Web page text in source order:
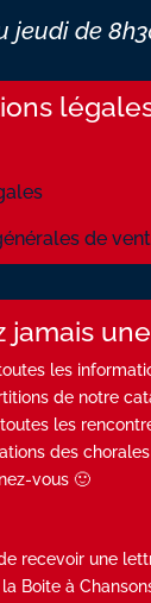
jeudi de
de
jamais
les
de notre
les
des
vous 🙂
recevoir une
Boite à